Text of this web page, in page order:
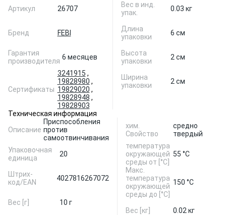
Артикул
26707
Бренд FEBI
Гарантия
производителя 6 месяцев
Сертификаты
3241915 ,
19828980 ,
19829020 ,
19828948 ,
19828903
Вес в инд.
упак.
0.03 кг
Длина
упаковки
6 см
Высота
упаковки
2 см
Ширина
упаковки
2 см
Техническая информация
Описание
Приспособления
против
самоотвинчивания
Упаковочная
единица
20
Штрих-
код/EAN
4027816267072
Вес [г] 10 г
хим.
Свойство
средно
твердый
температура
окружающей
среды от [°С]
55 °С
Макс.
температура
окружающей
среды до [°C]
150 °С
Вес [кг]
0.02 кг